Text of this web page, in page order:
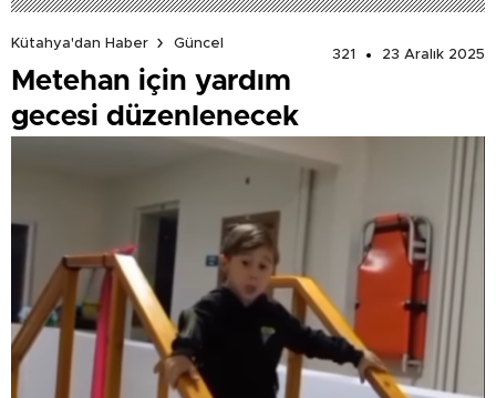
Kütahya'dan Haber
Güncel
321
23 Aralık 2025
Metehan için yardım
gecesi düzenlenecek